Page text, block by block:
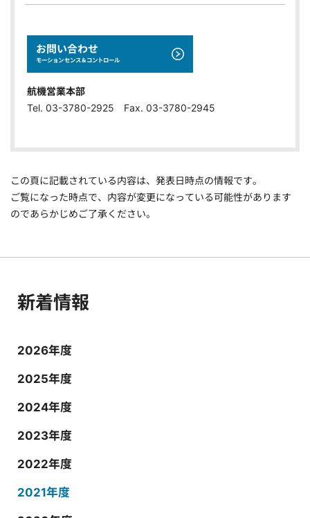
お問い合わせ
モーションセンス＆コントロール
航機営業本部
Tel. 03-3780-2925 Fax. 03-3780-2945
この頁に記載されている内容は、発表日時点の情報です。
ご覧になった時点で、内容が変更になっている可能性があります
のであらかじめご了承ください。
新着情報
2026年度
2025年度
2024年度
2023年度
2022年度
2021年度